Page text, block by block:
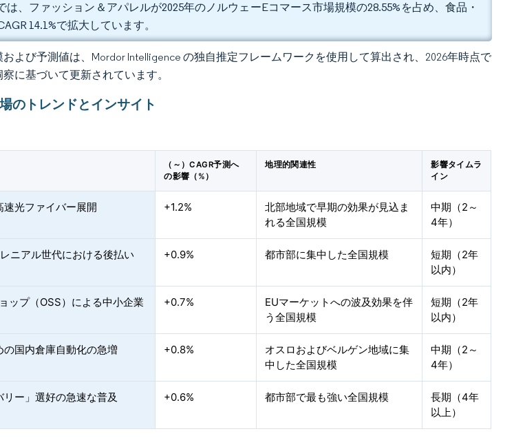
は、ファッション＆アパレルが2025年のノルウェーEコマース市場規模の28.55%を占め、食品・
14.1%で拡大しています。
よび予測値は、Mordor Intelligence の独自推定フレームワークを使用して算出され、2026年時点で
に基づいて更新されています。
のトレンドとインサイト
（～）CAGR予測へ
の影響（%）
地理的関連性
影響タイムラ
イン
光ファイバー展開 +1.2%
北部地域で早期の効果が見込ま
れる全国規模
中期（2～
4年）
ニアル世代における後払い
+0.9% 都市部に集中した全国規模
短期（2年
以内）
ップ（OSS）による中小企業
+0.7%
EUマーケットへの波及効果を伴
う全国規模
短期（2年
以内）
国内倉庫自動化の急増 +0.8%
オスロおよびベルゲン地域に集
中した全国規模
中期（2～
4年）
ー」選好の急速な普及 +0.6% 都市部で最も強い全国規模
長期（4年
以上）